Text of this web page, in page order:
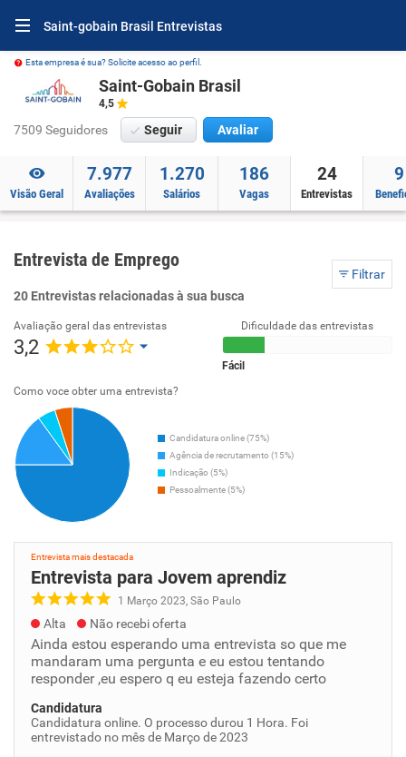
Saint-gobain Brasil Entrevistas
Esta empresa é sua? Solicite acesso ao perfil.
Saint-Gobain Brasil
4,5
7509 Seguidores Seguir Avaliar
Visão Geral
7.977
Avaliações
1.270
Salários
186
Vagas
24
Entrevistas
9
Entrevista de Emprego
Filtrar
20 Entrevistas relacionadas à sua busca
Avaliação geral das entrevistas
3,2
Dificuldade das entrevistas
Fácil
Como voce obter uma entrevista?
Candidatura online (75%)
Agência de recrutamento (15%)
Indicação (5%)
Pessoalmente (5%)
Entrevista mais destacada
Entrevista para Jovem aprendiz
1 Março 2023, São Paulo
Alta Não recebi oferta
Ainda estou esperando uma entrevista so que me
mandaram uma pergunta e eu estou tentando
responder ,eu espero q eu esteja fazendo certo
Candidatura
Candidatura online. O processo durou 1 Hora. Foi
entrevistado no mês de Março de 2023